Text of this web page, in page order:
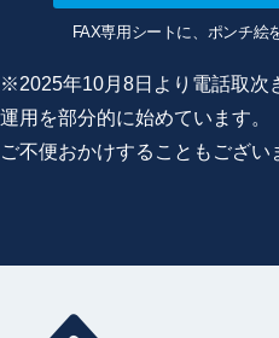
FAX専用シートに、ポンチ絵
※2025年10月8日より電話取次
運用を部分的に始めています。
ご不便おかけすることもござい